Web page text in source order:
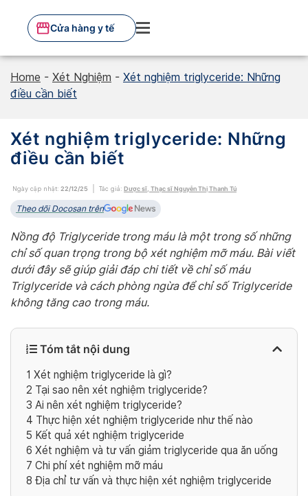
content
Cửa hàng y tế
Home - Xét Nghiệm - Xét nghiệm triglyceride: Những
điều cần biết
Xét nghiệm triglyceride: Những
điều cần biết
Ngày cập nhật: 22/12/25 Tác giả: Dược sĩ, Thạc sĩ Nguyễn Thị Thanh Tú
Theo dõi Docosan trên
Nồng độ Triglyceride trong máu là một trong số những
chỉ số quan trọng trong bộ xét nghiệm mỡ máu. Bài viết
dưới đây sẽ giúp giải đáp chi tiết về chỉ số máu
Triglyceridevà cách phòng ngừa để chỉ số Triglyceride
không tăng cao trong máu.
Tóm tắt nội dung
1 Xét nghiệm triglyceride là gì?
2 Tại sao nên xét nghiệm triglyceride?
3 Ai nên xét nghiệm triglyceride?
4 Thực hiện xét nghiệm triglyceride như thế nào
5 Kết quả xét nghiệm triglyceride
6 Xét nghiệm và tư vấn giảm triglyceride qua ăn uống
7 Chi phí xét nghiệm mỡ máu
8 Địa chỉ tư vấn và thực hiện xét nghiệm triglyceride